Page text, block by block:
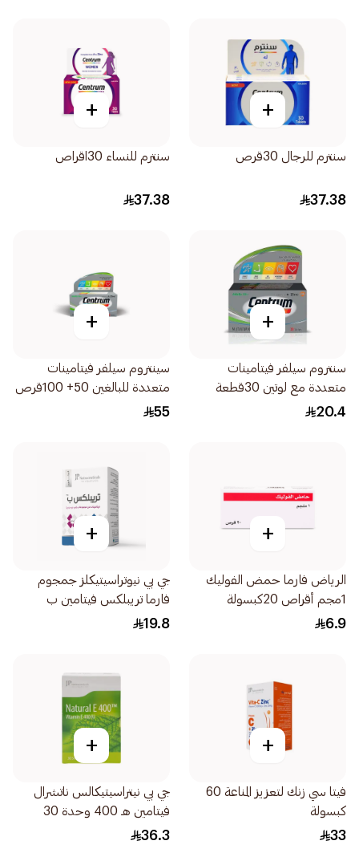
+
سنترم للرجال 30قرص
37.38
+
سنترم للنساء 30اقراص
37.38
+
سنتروم سيلفر فيتامينات
متعددة مع لوتين 30قطعة
20.4
+
سينتروم سيلفر فيتامينات
متعددة للبالغين 50+ 100قرص
55
+
الرياض فارما حمض الفوليك
1مجم أقراص 20كبسولة
6.9
+
جي بي نيوتراسيتيكلز جمجوم
فارما تريبلكس فيتامين ب
30قرص
19.8
+
فيتا سي زنك لتعزيز المناعة 60
كبسولة
33
+
جي بي نيتراسيتيكالس ناتشرال
فيتامين هـ 400 وحدة 30
كبسولة
36.3